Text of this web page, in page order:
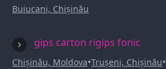
Buiucani, Chișinău
gips carton rigips fonic
Chișinău, Moldova•Trușeni, Chișinău•